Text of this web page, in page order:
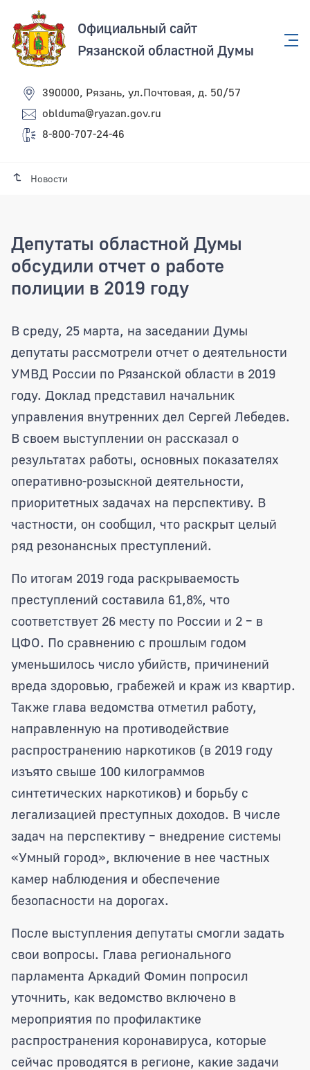
Официальный сайт
Рязанской областной Думы
390000, Рязань, ул.Почтовая, д. 50/57
oblduma@ryazan.gov.ru
8-800-707-24-46
Новости
Депутаты областной Думы
обсудили отчет о работе
полиции в 2019 году
Депутаты областной Думы обсудили
В среду, 25 марта, на заседании Думы
депутаты рассмотрели отчет о деятельности
УМВД России по Рязанской области в 2019
году. Доклад представил начальник
управления внутренних дел Сергей Лебедев.
В своем выступлении он рассказал о
результатах работы, основных показателях
оперативно-розыскной деятельности,
приоритетных задачах на перспективу. В
частности, он сообщил, что раскрыт целый
ряд резонансных преступлений.
По итогам 2019 года раскрываемость
преступлений составила 61,8%, что
соответствует 26 месту по России и 2 – в
ЦФО. По сравнению с прошлым годом
уменьшилось число убийств, причинений
вреда здоровью, грабежей и краж из квартир.
Также глава ведомства отметил работу,
направленную на противодействие
распространению наркотиков (в 2019 году
изъято свыше 100 килограммов
синтетических наркотиков) и борьбу с
легализацией преступных доходов. В числе
задач на перспективу – внедрение системы
«Умный город», включение в нее частных
камер наблюдения и обеспечение
безопасности на дорогах.
После выступления депутаты смогли задать
свои вопросы. Глава регионального
парламента Аркадий Фомин попросил
уточнить, как ведомство включено в
мероприятия по профилактике
распространения коронавируса, которые
сейчас проводятся в регионе, какие задачи